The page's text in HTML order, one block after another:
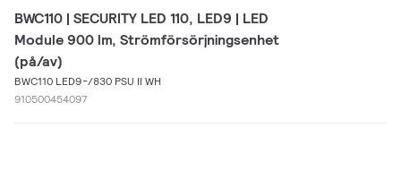
BWC110 | SECURITY LED 110, LED9 | LED
Module 900 lm, Strömförsörjningsenhet
(på/av)
BWC110 LED9-/830 PSU II WH
910500454097